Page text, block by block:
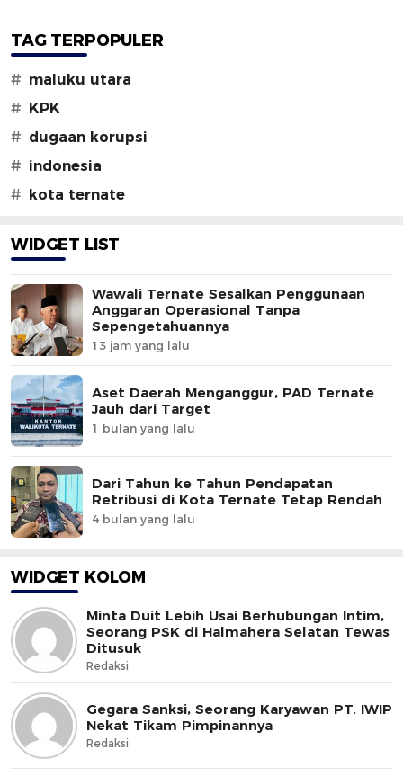
TAG TERPOPULER
# maluku utara
# KPK
# dugaan korupsi
# indonesia
# kota ternate
WIDGET LIST
Wawali Ternate Sesalkan Penggunaan
Anggaran Operasional Tanpa
Sepengetahuannya
13 jam yang lalu
Aset Daerah Menganggur, PAD Ternate
Jauh dari Target
1 bulan yang lalu
Dari Tahun ke Tahun Pendapatan
Retribusi di Kota Ternate Tetap Rendah
4 bulan yang lalu
WIDGET KOLOM
Minta Duit Lebih Usai Berhubungan Intim,
Seorang PSK di Halmahera Selatan Tewas
Ditusuk
Redaksi
Gegara Sanksi, Seorang Karyawan PT. IWIP
Nekat Tikam Pimpinannya
Redaksi